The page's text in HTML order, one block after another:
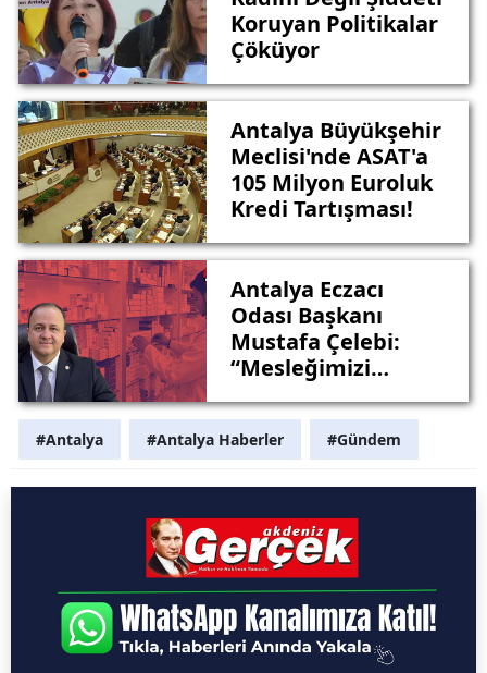
Koruyan Politikalar
Çöküyor
Antalya Büyükşehir
Meclisi'nde ASAT'a
105 Milyon Euroluk
Kredi Tartışması!
Antalya Eczacı
Odası Başkanı
Mustafa Çelebi:
“Mesleğimizi
Kimsenin Haddine
Değil ”
#Antalya #Antalya Haberler #Gündem